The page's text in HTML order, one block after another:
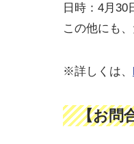
日時：4月30
この他にも
※詳しくは、
【お問